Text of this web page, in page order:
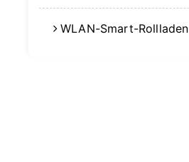
WLAN-Smart-Rollladen